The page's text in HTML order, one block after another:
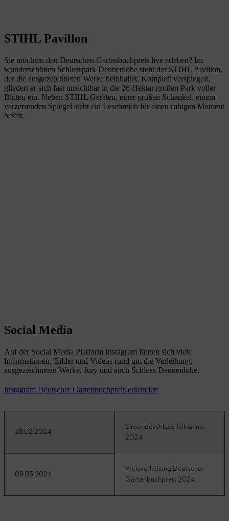
STIHL Pavillon
Sie möchten den Deutschen Gartenbuchpreis live erleben? Im
wunderschönen Schlosspark Dennenlohe steht der STIHL Pavillon,
der die ausgezeichneten Werke beinhaltet. Komplett verspiegelt,
gliedert er sich fast unsichtbar in die 26 Hektar großen Park voller
Blüten ein. Neben STIHL Geräten, einer großen Schaukel, einem
verzerrenden Spiegel steht ein Lesebreich für einen ruhigen Moment
bereit.
Social Media
Auf der Social Media Platform Instagram finden sich viele
Informationen, Bilder und Videos rund um die Verleihung,
ausgezeichneten Werke, Jury und auch Schloss Dennenlohe.
Instagram Deutscher Gartenbuchpreis erkunden
28.02.2024
Einsendeschluss Teilnahme
2024
08.03.2024
Preisverleihung Deutscher
Gartenbuchpreis 2024